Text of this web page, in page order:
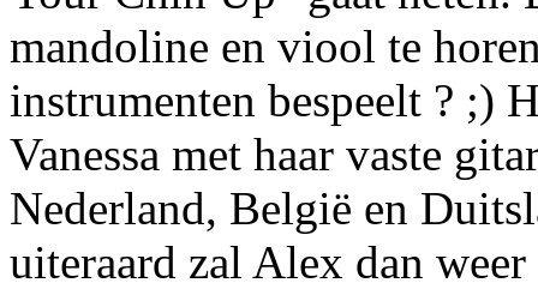
mandoline en viool te
instrumenten bespeelt ? ;)
Vanessa met haar vaste
Nederland, België en
uiteraard zal Alex dan